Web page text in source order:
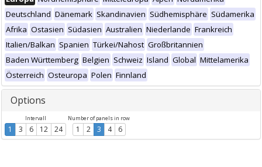
Deutschland Dänemark Skandinavien Südhemisphäre Südamerika
Afrika Ostasien Südasien Australien Niederlande Frankreich
Italien/Balkan Spanien Türkei/Nahost Großbritannien
Baden Württemberg Belgien Schweiz Island Global Mittelamerika
Österreich Osteuropa Polen Finnland
Options
Intervall
1 3 6 12 24
Number of panels in row
1 2 3 4 6